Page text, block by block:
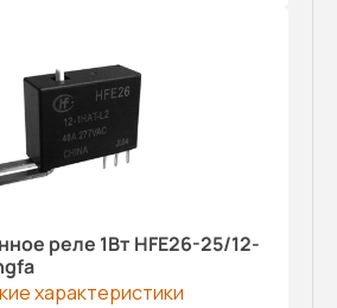
реле 1Вт HFE26-25/12-
характеристики